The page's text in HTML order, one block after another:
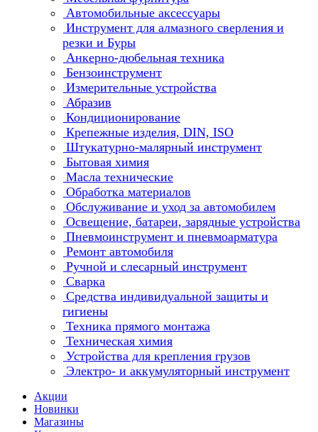
Автомобильные аксессуары
Инструмент для алмазного сверления и
резки и Буры
Анкерно-дюбельная техника
Бензоинструмент
Измерительные устройства
Абразив
Кондиционирование
Крепежные изделия, DIN, ISO
Штукатурно-малярный инструмент
Бытовая химия
Масла технические
Обработка материалов
Обслуживание и уход за автомобилем
Освещение, батареи, зарядные устройства
Пневмоинструмент и пневмоарматура
Ремонт автомобиля
Ручной и слесарный инструмент
Сварка
Средства индивидуальной защиты и
гигиены
Техника прямого монтажа
Техническая химия
Устройства для крепления грузов
Электро- и аккумуляторный инструмент
Акции
Новинки
Магазины